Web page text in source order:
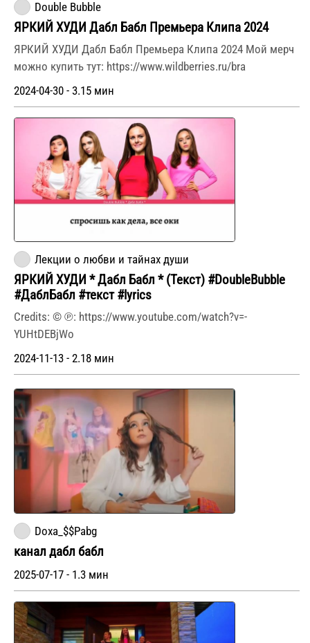
Double Bubble
ЯРКИЙ ХУДИ Дабл Бабл Премьера Клипа 2024
ЯРКИЙ ХУДИ Дабл Бабл Премьера Клипа 2024 Мой мерч
можно купить тут: https://www.wildberries.ru/bra
2024-04-30 - 3.15 мин
Лекции о любви и тайнах души
ЯРКИЙ ХУДИ * Дабл Бабл * (Текст) #DoubleBubble
#ДаблБабл #текст #lyrics
Credits: © ℗: https://www.youtube.com/watch?v=-
YUHtDEBjWo
2024-11-13 - 2.18 мин
Doxa_$$Pabg
канал дабл бабл
2025-07-17 - 1.3 мин